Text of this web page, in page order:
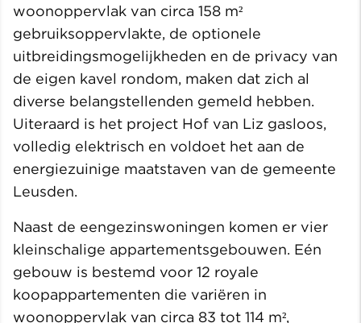
woonoppervlak van circa 158 m²
gebruiksoppervlakte, de optionele
uitbreidingsmogelijkheden en de privacy van
de eigen kavel rondom, maken dat zich al
diverse belangstellenden gemeld hebben.
Uiteraard is het project Hof van Liz gasloos,
volledig elektrisch en voldoet het aan de
energiezuinige maatstaven van de gemeente
Leusden.
Naast de eengezinswoningen komen er vier
kleinschalige appartementsgebouwen. Eén
gebouw is bestemd voor 12 royale
koopappartementen die variëren in
woonoppervlak van circa 83 tot 114 m²,